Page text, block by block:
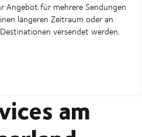
Angebot für mehrere Sendungen
längeren Zeitraum oder an
versendet werden.
am